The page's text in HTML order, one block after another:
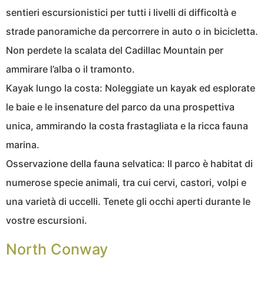
sentieri escursionistici per tutti i livelli di difficoltà e
strade panoramiche da percorrere in auto o in bicicletta.
Non perdete la scalata del Cadillac Mountain per
ammirare l’alba o il tramonto.
Kayak lungo la costa: Noleggiate un kayak ed esplorate
le baie e le insenature del parco da una prospettiva
unica, ammirando la costa frastagliata e la ricca fauna
marina.
Osservazione della fauna selvatica: Il parco è habitat di
numerose specie animali, tra cui cervi, castori, volpi e
una varietà di uccelli. Tenete gli occhi aperti durante le
vostre escursioni.
North Conway